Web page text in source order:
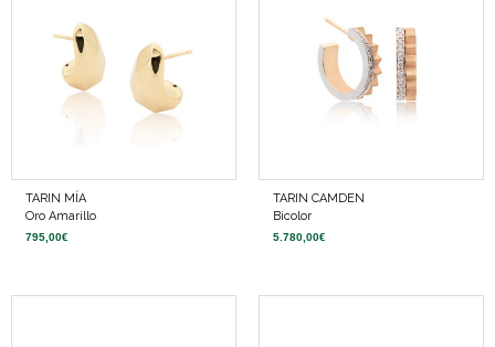
TARIN MÍA
Oro Amarillo
795,00€
TARIN CAMDEN
Bicolor
5.780,00€